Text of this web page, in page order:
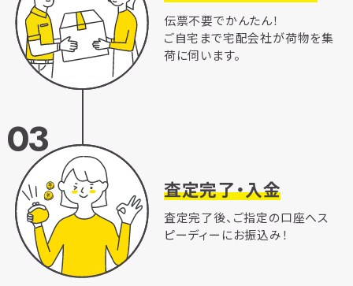
伝票不要でかんたん！
ご自宅まで宅配会社が荷物を集
荷に伺います。
03
査定完了・入金
査定完了後、ご指定の口座へス
ピーディーにお振込み！